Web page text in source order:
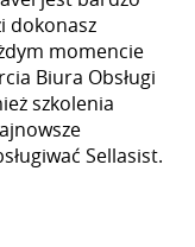
dokonasz
momencie
Biura Obsługi
szkolenia
Sellasist.